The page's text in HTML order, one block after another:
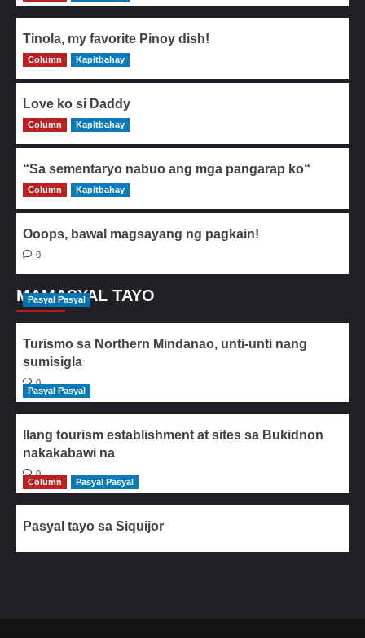
Tinola, my favorite Pinoy dish!
0
Column Kapitbahay
Love ko si Daddy
0
Column Kapitbahay
“Sa sementaryo nabuo ang mga pangarap ko“
0
Column Kapitbahay
Ooops, bawal magsayang ng pagkain!
0
MAMASYAL TAYO
Pasyal Pasyal
Turismo sa Northern Mindanao, unti-unti nang
sumisigla
0
Pasyal Pasyal
Ilang tourism establishment at sites sa Bukidnon
nakakabawi na
0
Column
Pasyal Pasyal
Pasyal tayo sa Siquijor